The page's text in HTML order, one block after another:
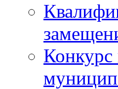
Конкурс